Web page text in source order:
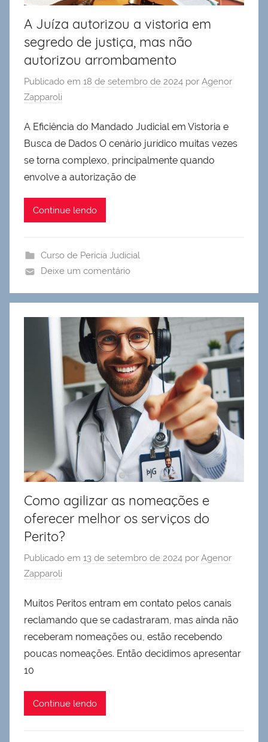
A Juíza autorizou a vistoria em
segredo de justiça, mas não
autorizou arrombamento
Publicado em 18 de setembro de 2024 por Agenor
Zapparoli
A Eficiência do Mandado Judicial em Vistoria e
Busca de Dados O cenário jurídico muitas vezes
se torna complexo, principalmente quando
envolve a autorização de
Continue lendo
Curso de Perícia Judicial
Deixe um comentário
Como agilizar as nomeações e
oferecer melhor os serviços do
Perito?
Publicado em 13 de setembro de 2024 por Agenor
Zapparoli
Muitos Peritos entram em contato pelos canais
reclamando que se cadastraram, mas ainda não
receberam nomeações ou, estão recebendo
poucas nomeações. Então decidimos apresentar
10
Continue lendo